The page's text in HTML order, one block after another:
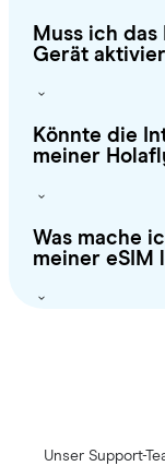
Muss ich
Gerät
Könnte die
meiner
Was mache
meiner eSIM
Unser Support-